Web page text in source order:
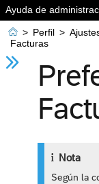
Ayuda de
 > Perfil >
Facturas
Nota
Según la